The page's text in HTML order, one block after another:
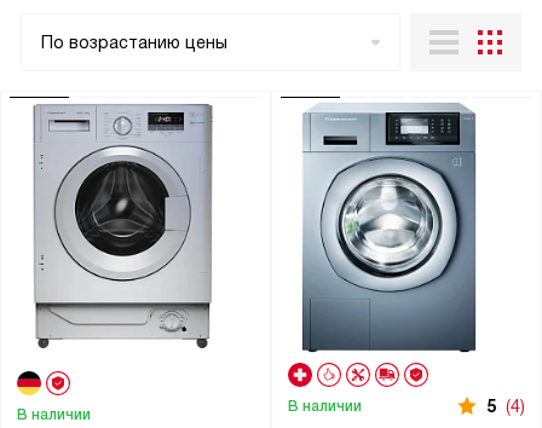
По возрастанию цены
В наличии В наличии 5 (4)